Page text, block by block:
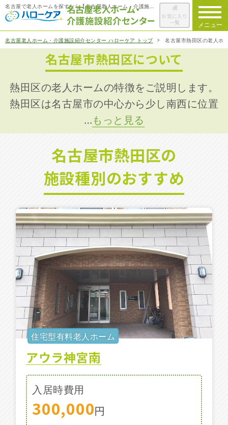
メニュー
お気に入り
一覧
ハローケアについて
老人ホームを検索する
ポイント
ご入居までの流れ
会社概要
お役立ち情報一覧
施設特集一覧
ブログ一覧
お気に入り一覧
名古屋老人ホーム・介護施設紹介センター ハローケア トップ 名古屋市熱田区の老人ホ
名古屋市熱田区について
熱田区の老人ホームの特徴をご説明します。
熱田区は名古屋市の中心から少し南西に位置
…もっと見る
名古屋市熱田区の
施設種別のおすすめ
住宅型有料老人ホーム
アウラ神宮南
入居時費用
300,000円